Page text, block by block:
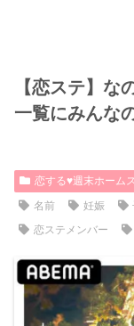
【恋ステ】な
一覧にみんな
恋する♥週末ホーム
名前
妊娠
恋ステメンバー